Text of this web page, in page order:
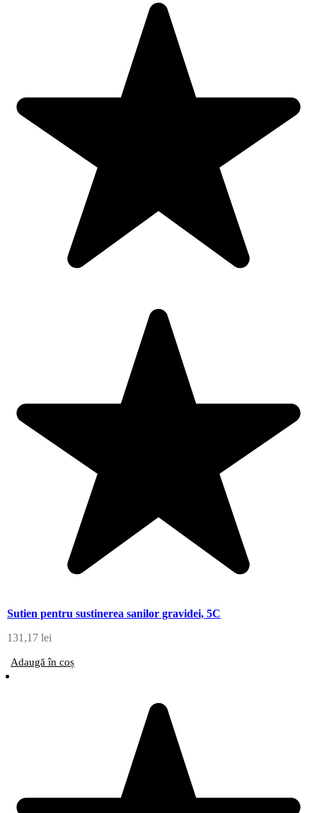
Sutien pentru sustinerea sanilor gravidei, 5C
131,17 lei
Adaugă în coș